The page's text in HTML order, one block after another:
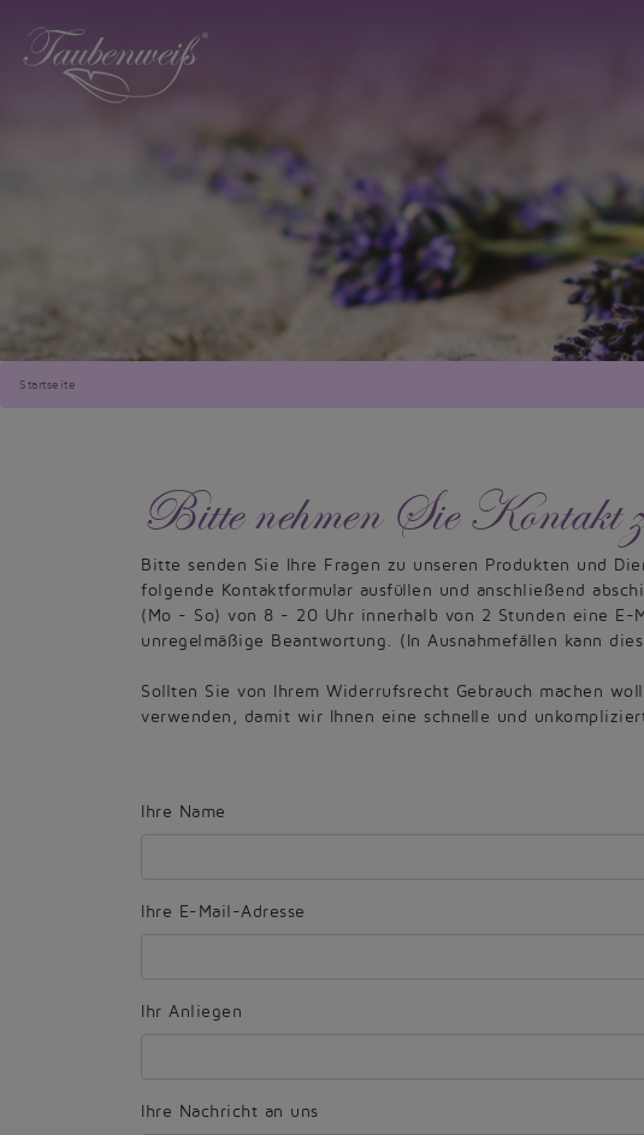
Startseite
Bitte nehmen Sie Kontakt
Bitte senden Sie Ihre Fragen zu unseren Produkten und
folgende Kontaktformular ausfüllen und anschließend
(Mo - So) von 8 - 20 Uhr innerhalb von 2 Stunden eine E-
unregelmäßige Beantwortung. (In Ausnahmefällen kann
Sollten Sie von Ihrem Widerrufsrecht Gebrauch machen
verwenden, damit wir Ihnen eine schnelle und
Ihre Name
Ihre E-Mail-Adresse
Ihr Anliegen
Ihre Nachricht an uns